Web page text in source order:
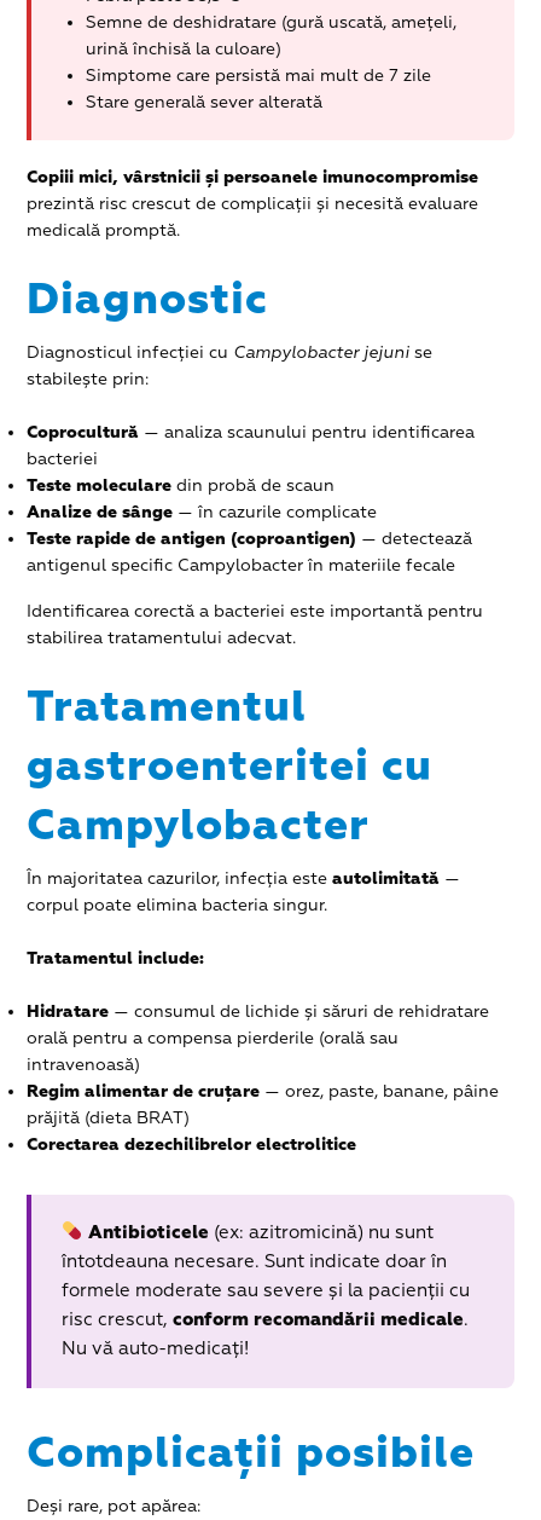
Semne de deshidratare (gură uscată, amețeli,
urină închisă la culoare)
Simptome care persistă mai mult de 7 zile
Stare generală sever alterată
Copiii mici, vârstnicii și persoanele imunocompromise
prezintă risc crescut de complicații și necesită evaluare
medicală promptă.
Diagnostic
Diagnosticul infecției cu Campylobacter jejuni se
stabilește prin:
Coprocultură — analiza scaunului pentru identificarea
bacteriei
Teste moleculare din probă de scaun
Analize de sânge — în cazurile complicate
Teste rapide de antigen (coproantigen) — detectează
antigenul specific Campylobacter în materiile fecale
Identificarea corectă a bacteriei este importantă pentru
stabilirea tratamentului adecvat.
Tratamentul
gastroenteritei cu
Campylobacter
În majoritatea cazurilor, infecția esteautolimitată —
corpul poate elimina bacteria singur.
Tratamentul include:
Hidratare — consumul de lichide și săruri de rehidratare
orală pentru a compensa pierderile (orală sau
intravenoasă)
Regim alimentar de cruțare — orez, paste, banane, pâine
prăjită (dieta BRAT)
Corectarea dezechilibrelor electrolitice
Antibioticele (ex: azitromicină) nu sunt
întotdeauna necesare. Sunt indicate doar în
formele moderate sau severe și la pacienții cu
risc crescut,conform recomandării medicale.
Nu vă auto-medicați!
Complicații posibile
Deși rare, pot apărea: